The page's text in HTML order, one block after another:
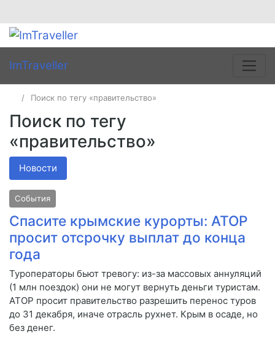
ImTraveller
Поиск по тегу «правительство»
Поиск по тегу
«правительство»
Новости
События
Спасите крымские курорты: АТОР
просит отсрочку выплат до конца
года
Туроператоры бьют тревогу: из-за массовых аннуляций
(1 млн поездок) они не могут вернуть деньги туристам.
АТОР просит правительство разрешить перенос туров
до 31 декабря, иначе отрасль рухнет. Крым в осаде, но
без денег.